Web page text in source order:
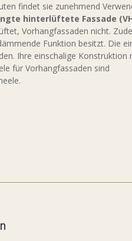
findet sie zunehmend
hinterlüftete Fassade
Vorhangfassaden nicht.
Funktion besitzt. Die
Ihre einschalige Konstruktion
für Vorhangfassaden sind